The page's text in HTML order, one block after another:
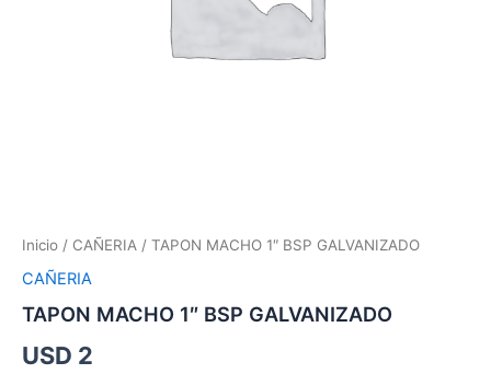
Inicio / CAÑERIA / TAPON MACHO 1″ BSP GALVANIZADO
CAÑERIA
TAPON MACHO 1″ BSP GALVANIZADO
USD 2